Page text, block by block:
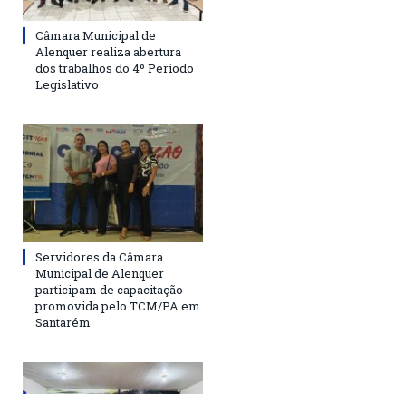
Câmara Municipal de
Alenquer realiza abertura
dos trabalhos do 4º Período
Legislativo
Servidores da Câmara
Municipal de Alenquer
participam de capacitação
promovida pelo TCM/PA em
Santarém